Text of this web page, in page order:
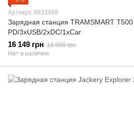
Артикул: 6833998
Зарядная станция TRAMSMART
PD/3xUSB/2xDC/1xCar
16 149 грн 16 999 грн
Нет в наличии